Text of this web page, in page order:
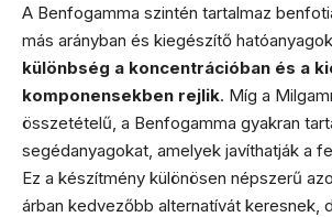
A Benfogamma szintén tartalmaz
más arányban és kiegészítő
különbség a koncentrációban és a
komponensekben rejlik. Míg a
összetételű, a Benfogamma gyakran
segédanyagokat, amelyek javíthatják a
Ez a készítmény különösen népszerű
árban kedvezőbb alternatívát keresnek,